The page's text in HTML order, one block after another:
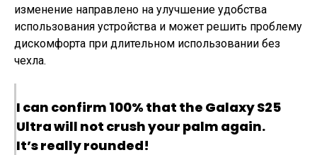
изменение направлено на улучшение удобства
использования устройства и может решить проблему
дискомфорта при длительном использовании без
чехла.
I can confirm 100% that the Galaxy S25
Ultra will not crush your palm again.
It’s really rounded!